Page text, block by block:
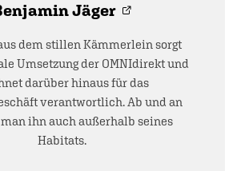
Jäger
dem stillen Kämmerlein sorgt
Umsetzung der OMNIdirekt und
darüber hinaus für das
verantwortlich. Ab und an
ihn auch außerhalb seines
Habitats.